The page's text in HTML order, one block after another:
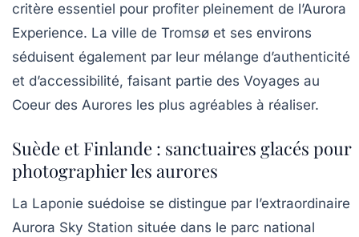
critère essentiel pour profiter pleinement de l’Aurora
Experience. La ville de Tromsø et ses environs
séduisent également par leur mélange d’authenticité
et d’accessibilité, faisant partie des Voyages au
Coeur des Aurores les plus agréables à réaliser.
Suède et Finlande : sanctuaires glacés pour
photographier les aurores
La Laponie suédoise se distingue par l’extraordinaire
Aurora Sky Station située dans le parc national